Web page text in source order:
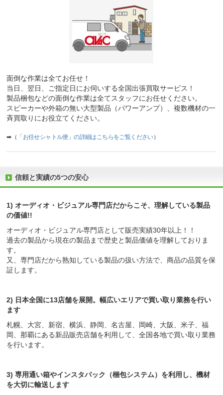
面倒な作業は全てお任せ！
当日、翌日、ご指定日にお伺いする全国出張買取サービス！
製品梱包などの面倒な作業は全てスタッフにお任せください。
スピーカーや外箱の無い大型製品（パワーアンプ）、複数機材の一
斉買取りにお役立てください。
➡（ 「お任せシャトル便」の詳細はこちらをご覧ください）
信頼と実績の5つの安心
1) オーディオ・ビジュアル専門店だからこそ、理解している製品
の価値!!
オーディオ・ビジュアル専門店として販売実績30年以上！！
過去の製品から現在の製品まで歴史と製品価値を理解しておりま
す。
又、専門店だから熟知している製品の扱い方法で、商品の品質を保
証します。
2) 日本全国に13店舗を展開。幅広いエリアで買い取り業務を行い
ます
札幌、大宮、新宿、横浜、静岡、名古屋、岡崎、大阪、米子、福
岡、那覇にある新品販売店舗を利用して、全国各地で買い取り業務
を行います。
3) 専用通い箱やインスタパック（梱包システム）を利用し、機材
を大切に輸送します